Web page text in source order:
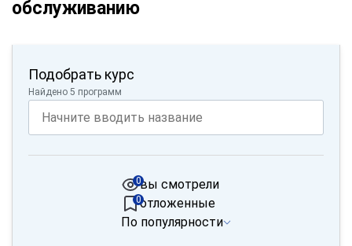
обслуживанию
Подобрать курс
Найдено 5 программ
вы смотрели
0
отложенные
0
По популярности